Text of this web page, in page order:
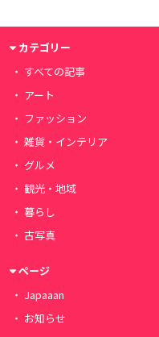
カテゴリー
すべての記事
アート
ファッション
雑貨・インテリア
グルメ
観光・地域
暮らし
古写真
ページ
Japaaan
お知らせ